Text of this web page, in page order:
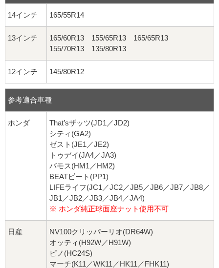
14インチ 165/55R14
13インチ
165/60R13 155/65R13 165/65R13
155/70R13 135/80R13
12インチ 145/80R12
参考適合車種
ホンダ
That’sザッツ(JD1／JD2)
シティ(GA2)
ゼスト(JE1／JE2)
トゥデイ(JA4／JA3)
バモス(HM1／HM2)
BEATビート(PP1)
LIFEライフ(JC1／JC2／JB5／JB6／JB7／JB8／
JB1／JB2／JB3／JB4／JA4)
※ ホンダ純正球面座ナット使用不可
日産
NV100クリッパーリオ(DR64W)
オッティ(H92W／H91W)
ピノ(HC24S)
マーチ(K11／WK11／HK11／FHK11)